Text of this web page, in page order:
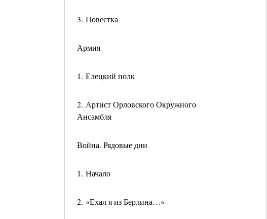
3. Повестка
Армия
1. Елецкий полк
2. Артист Орловского Окружного
Ансамбля
Война. Рядовые дни
1. Начало
2. «Ехал я из Берлина…»